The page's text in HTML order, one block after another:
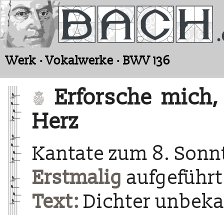
Werk · Vokalwerke · BWV 136
Erforsche
Herz
Kantate zum 8.
Erstmalig aufgeführt
Text: Dichter